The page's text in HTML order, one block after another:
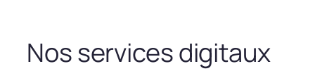
Nos services digitaux